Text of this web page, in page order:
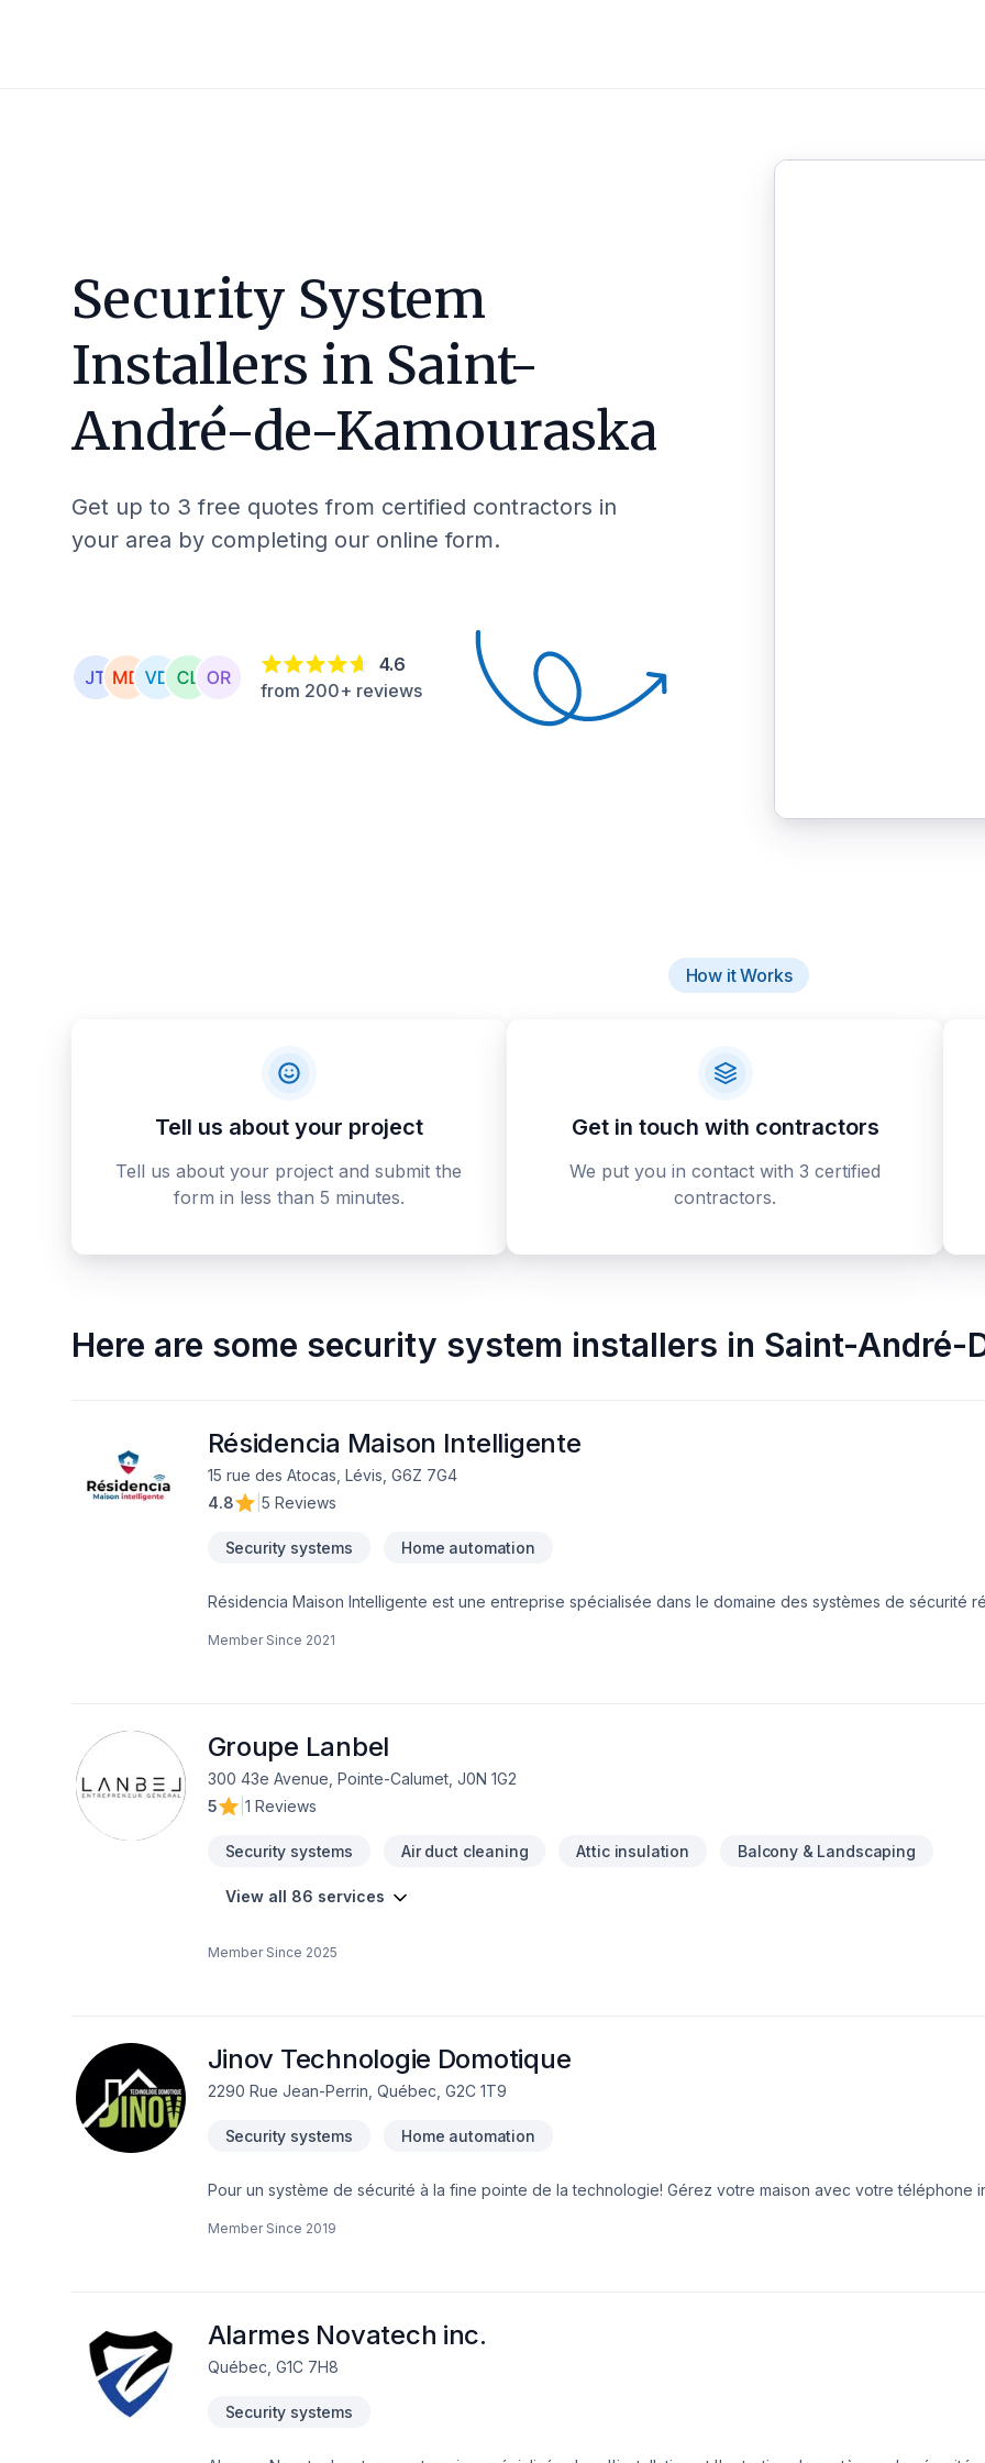
Security System
Installers in Saint-
André-de-Kamouraska
Get up to 3 free quotes from certified contractors in
your area by completing our online form.
4.6
from 200+ reviews
How it Works
Tell us about your project
Tell us about your project and submit the
form in less than 5 minutes.
Get in touch with contractors
We put you in contact with 3 certified
contractors.
Here are some security system installers in Saint-André-
Résidencia Maison Intelligente
15 rue des Atocas, Lévis, G6Z 7G4
4.8
5 Reviews
Security systems Home automation
Résidencia Maison Intelligente est une entreprise spécialisée dans le domaine des systèmes de sécurité
technologie et propose à ses clients les systèmes les plus évolués sur le marché avec leurs jeunes
Member Since 2021
Groupe Lanbel
300 43e Avenue, Pointe-Calumet, J0N 1G2
5
1 Reviews
Security systems Air duct cleaning Attic insulation Balcony & Landscaping
View all 86 services
Member Since 2025
Jinov Technologie Domotique
2290 Rue Jean-Perrin, Québec, G2C 1T9
Security systems Home automation
Pour un système de sécurité à la fine pointe de la technologie! Gérez votre maison avec votre téléphone
Member Since 2019
Alarmes Novatech inc.
Québec, G1C 7H8
Security systems